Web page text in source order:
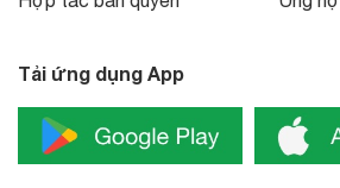
Tải ứng dụng App